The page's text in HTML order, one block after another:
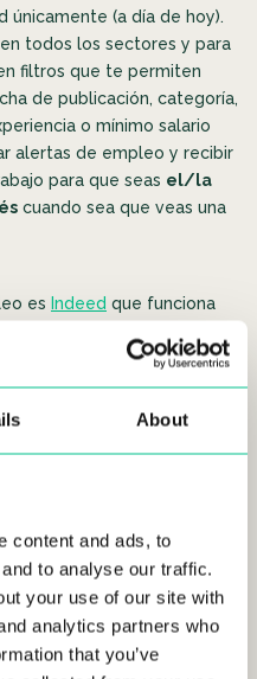
About
content and ads, to
to analyse our traffic.
your use of our site with
analytics partners who
that you’ve
únicamente (a día de hoy).
todos los sectores y para
filtros que te permiten
de publicación, categoría,
o mínimo salario
alertas de empleo y recibir
para que seas el/la
cuando sea que veas una
es Indeed que funciona
luego agruparlas en su
tiempo y ser más
tendrás visibilidad de
publicados y es
tiene también sus
web que actualizan
habilidades creativas